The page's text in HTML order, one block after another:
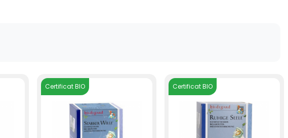
Certificat BIO Certificat BIO